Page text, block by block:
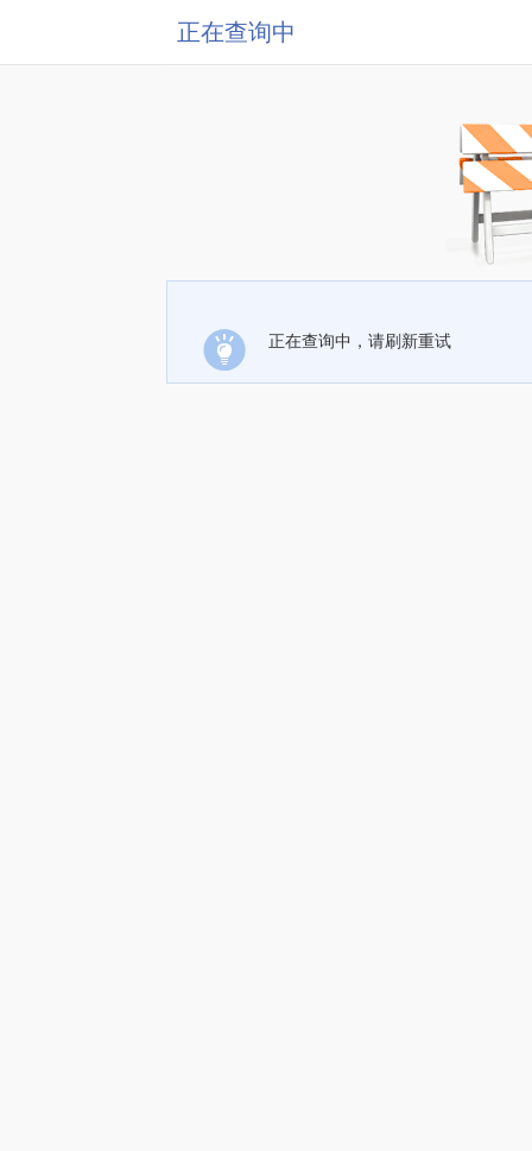
正在查询中
正在查询中，请刷新重试